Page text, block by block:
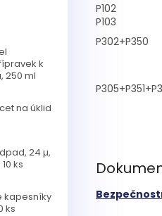
k
250 ml
na úklid
24 µ,
ks
kapesníky
ks
P102
P103
P302+P350